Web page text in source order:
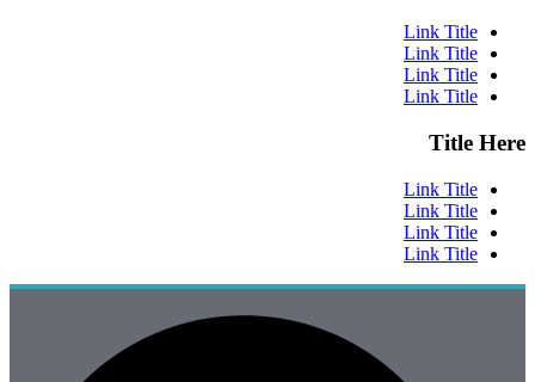
Link Title
Link Title
Link Title
Link Title
Title Here
Link Title
Link Title
Link Title
Link Title